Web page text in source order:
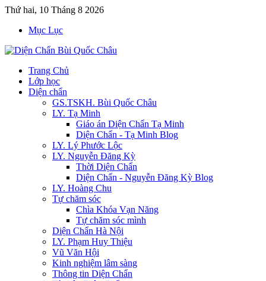
Thứ hai, 10 Tháng 8 2026
Mục Lục
Trang Chủ
Lớp học
Diện chẩn
GS.TSKH. Bùi Quốc Châu
LY. Tạ Minh
Giáo án Diện Chẩn Tạ Minh
Diện Chẩn - Tạ Minh Blog
LY. Lý Phước Lộc
LY. Nguyễn Đăng Kỳ
Thời Diện Chẩn
Diện Chẩn - Nguyễn Đăng Kỳ Blog
LY. Hoàng Chu
Tự chăm sóc
Chìa Khóa Vạn Năng
Tự chăm sóc mình
Diện Chẩn Hà Nội
LY. Phạm Huy Thiệu
Vũ Văn Hội
Kinh nghiệm lâm sàng
Thông tin Diện Chẩn